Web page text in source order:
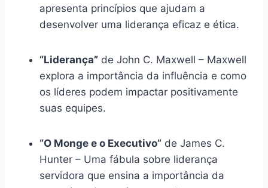
apresenta princípios que ajudam a
desenvolver uma liderança eficaz e ética.
“Liderança” de John C. Maxwell – Maxwell
explora a importância da influência e como
os líderes podem impactar positivamente
suas equipes.
“O Monge e o Executivo” de James C.
Hunter – Uma fábula sobre liderança
servidora que ensina a importância da